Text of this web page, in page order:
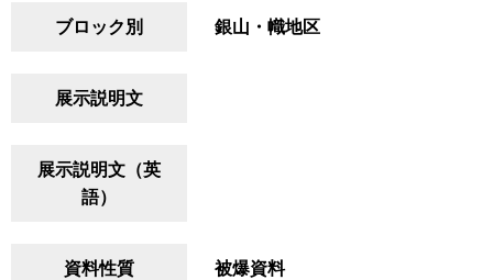
ブロック別 銀山・幟地区
展示説明文
展示説明文（英
語）
資料性質 被爆資料